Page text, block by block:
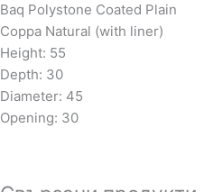
Baq Polystone Coated Plain
Coppa Natural (with liner)
Height: 55
Depth: 30
Diameter: 45
Opening: 30